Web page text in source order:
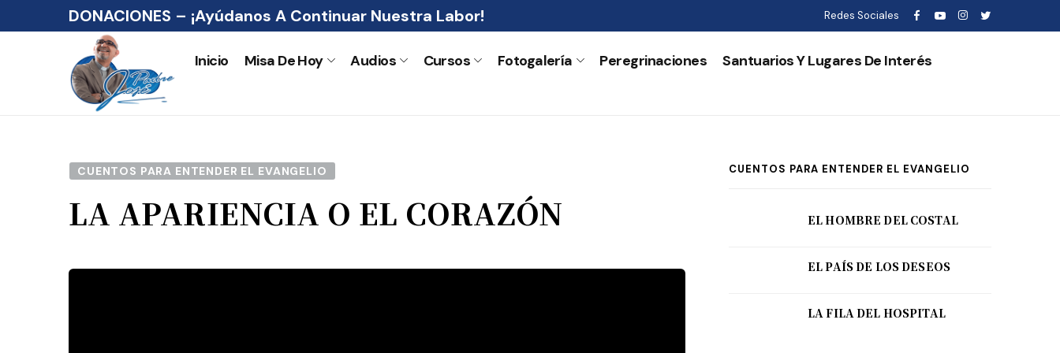
DONACIONES – ¡Ayúdanos A Continuar Nuestra Labor! Redes Sociales
Inicio Misa De Hoy Audios Cursos Fotogalería Peregrinaciones Santuarios Y Lugares De Interés
CUENTOS PARA ENTENDER EL EVANGELIO
LA APARIENCIA O EL CORAZÓN
CUENTOS PARA ENTENDER EL EVANGELIO
EL HOMBRE DEL COSTAL
EL PAÍS DE LOS DESEOS
LA FILA DEL HOSPITAL